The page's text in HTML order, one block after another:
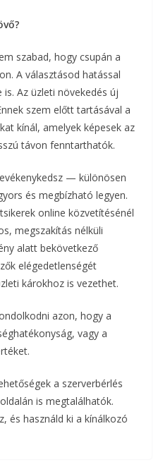
szabad, hogy csupán a
A választásod hatással
Az üzleti növekedés új
szem előtt tartásával a
kínál, amelyek képesek az
távon fenntarthatók.
— különösen
és megbízható legyen.
online közvetítésénél
megszakítás nélküli
alatt bekövetkező
elégedetlenségét
károkhoz is vezethet.
azon, hogy a
vagy a
a szerverbérlés
is megtalálhatók.
és használd ki a kínálkozó